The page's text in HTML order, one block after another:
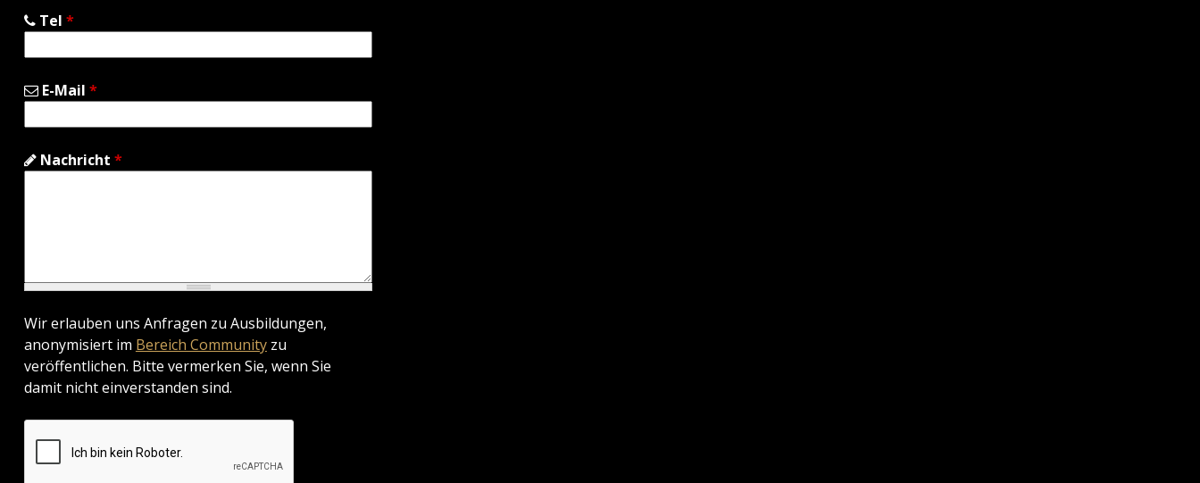
Tel *
E-Mail *
Nachricht *
Wir erlauben uns Anfragen zu Ausbildungen,
anonymisiert im Bereich Communityzu
veröffentlichen. Bitte vermerken Sie, wenn Sie
damit nicht einverstanden sind.